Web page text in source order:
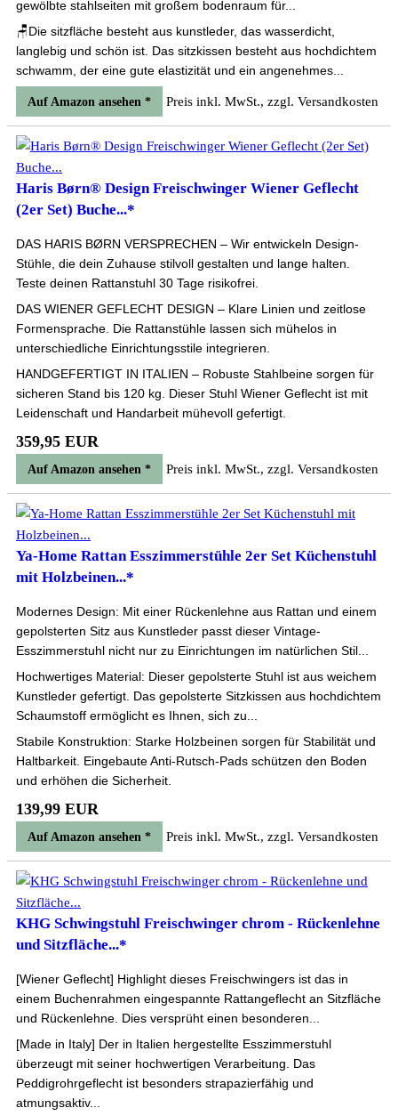
gewölbte stahlseiten mit großem bodenraum für...
🪑Die sitzfläche besteht aus kunstleder, das wasserdicht,
langlebig und schön ist. Das sitzkissen besteht aus hochdichtem
schwamm, der eine gute elastizität und ein angenehmes...
Auf Amazon ansehen * Preis inkl. MwSt., zzgl. Versandkosten
Haris Børn® Design Freischwinger Wiener Geflecht
(2er Set) Buche...*
DAS HARIS BØRN VERSPRECHEN – Wir entwickeln Design-
Stühle, die dein Zuhause stilvoll gestalten und lange halten.
Teste deinen Rattanstuhl 30 Tage risikofrei.
DAS WIENER GEFLECHT DESIGN – Klare Linien und zeitlose
Formensprache. Die Rattanstühle lassen sich mühelos in
unterschiedliche Einrichtungsstile integrieren.
HANDGEFERTIGT IN ITALIEN – Robuste Stahlbeine sorgen für
sicheren Stand bis 120 kg. Dieser Stuhl Wiener Geflecht ist mit
Leidenschaft und Handarbeit mühevoll gefertigt.
359,95 EUR
Auf Amazon ansehen * Preis inkl. MwSt., zzgl. Versandkosten
Ya-Home Rattan Esszimmerstühle 2er Set Küchenstuhl
mit Holzbeinen...*
Modernes Design: Mit einer Rückenlehne aus Rattan und einem
gepolsterten Sitz aus Kunstleder passt dieser Vintage-
Esszimmerstuhl nicht nur zu Einrichtungen im natürlichen Stil...
Hochwertiges Material: Dieser gepolsterte Stuhl ist aus weichem
Kunstleder gefertigt. Das gepolsterte Sitzkissen aus hochdichtem
Schaumstoff ermöglicht es Ihnen, sich zu...
Stabile Konstruktion: Starke Holzbeinen sorgen für Stabilität und
Haltbarkeit. Eingebaute Anti-Rutsch-Pads schützen den Boden
und erhöhen die Sicherheit.
139,99 EUR
Auf Amazon ansehen * Preis inkl. MwSt., zzgl. Versandkosten
KHG Schwingstuhl Freischwinger chrom - Rückenlehne
und Sitzfläche...*
[Wiener Geflecht] Highlight dieses Freischwingers ist das in
einem Buchenrahmen eingespannte Rattangeflecht an Sitzfläche
und Rückenlehne. Dies versprüht einen besonderen...
[Made in Italy] Der in Italien hergestellte Esszimmerstuhl
überzeugt mit seiner hochwertigen Verarbeitung. Das
Peddigrohrgeflecht ist besonders strapazierfähig und
atmungsaktiv...